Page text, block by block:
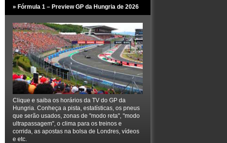
» Fórmula 1 – Preview GP da Hungria de 2026
Clique e saiba os horários da TV do GP da
Hungria. Conheça a pista, estatísticas, os pneus
que serão usados, zonas de "modo reta", "modo
ultrapassagem", o clima para os treinos e
corrida, as apostas na bolsa de Londres, vídeos
e etc.